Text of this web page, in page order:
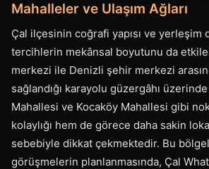
Mahalleler ve Ulaşım Ağları
Çal ilçesinin coğrafi yapısı ve yerleşim
tercihlerin mekânsal boyutunu da
merkezi ile Denizli şehir merkezi
sağlandığı karayolu güzergâhı
Mahallesi ve Kocaköy Mahallesi gibi
kolaylığı hem de görece daha sakin
sebebiyle dikkat çekmektedir. Bu
görüşmelerin planlanmasında, Çal